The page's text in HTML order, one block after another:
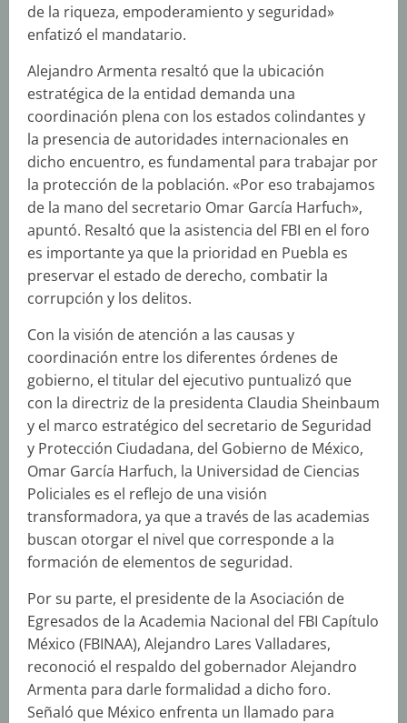
de la riqueza, empoderamiento y seguridad»
enfatizó el mandatario.
Alejandro Armenta resaltó que la ubicación
estratégica de la entidad demanda una
coordinación plena con los estados colindantes y
la presencia de autoridades internacionales en
dicho encuentro, es fundamental para trabajar por
la protección de la población. «Por eso trabajamos
de la mano del secretario Omar García Harfuch»,
apuntó. Resaltó que la asistencia del FBI en el foro
es importante ya que la prioridad en Puebla es
preservar el estado de derecho, combatir la
corrupción y los delitos.
Con la visión de atención a las causas y
coordinación entre los diferentes órdenes de
gobierno, el titular del ejecutivo puntualizó que
con la directriz de la presidenta Claudia Sheinbaum
y el marco estratégico del secretario de Seguridad
y Protección Ciudadana, del Gobierno de México,
Omar García Harfuch, la Universidad de Ciencias
Policiales es el reflejo de una visión
transformadora, ya que a través de las academias
buscan otorgar el nivel que corresponde a la
formación de elementos de seguridad.
Por su parte, el presidente de la Asociación de
Egresados de la Academia Nacional del FBI Capítulo
México (FBINAA), Alejandro Lares Valladares,
reconoció el respaldo del gobernador Alejandro
Armenta para darle formalidad a dicho foro.
Señaló que México enfrenta un llamado para